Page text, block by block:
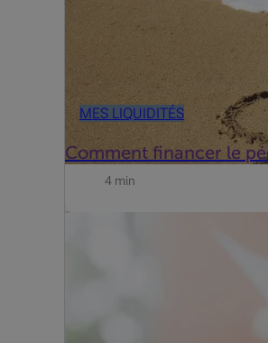
MES LIQUIDITÉS
Comment financer le
4 min
Le financement du versement